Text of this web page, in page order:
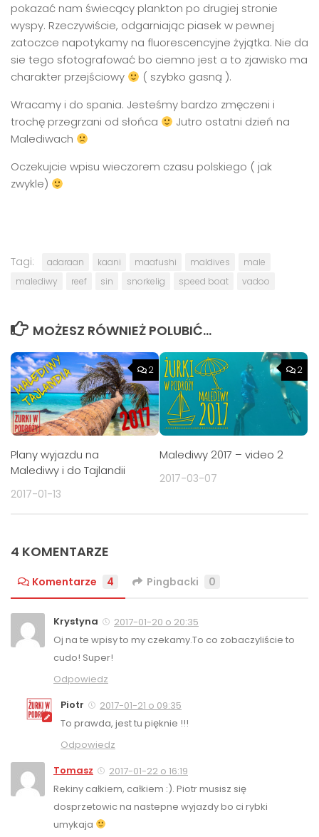
pokazać nam świecący plankton po drugiej stronie
wyspy. Rzeczywiście, odgarniając piasek w pewnej
zatoczce napotykamy na fluorescencyjne żyjątka. Nie da
sie tego sfotografować bo ciemno jest a to zjawisko ma
charakter przejściowy
( szybko gasną ).
Wracamy i do spania. Jesteśmy bardzo zmęczeni i
trochę przegrzani od słońca
Jutro ostatni dzień na
Malediwach
Oczekujcie wpisu wieczorem czasu polskiego ( jak
zwykle)
Tagi: adaraan kaani maafushi maldives
male
malediwy
reef sin snorkelig speed boat vadoo
MOŻESZ RÓWNIEŻ POLUBIĆ…
2
Plany wyjazdu na
Malediwy i do Tajlandii
2017-01-13
2
Malediwy 2017 – video 2
2017-03-07
4 KOMENTARZE
Komentarze 4 Pingbacki 0
Krystyna
2017-01-20 o 20:35
Oj na te wpisy to my czekamy.To co zobaczyliście to
cudo! Super!
Odpowiedz
Piotr
2017-01-21 o 09:35
To prawda, jest tu pięknie !!!
Odpowiedz
Tomasz
2017-01-22 o 16:19
Rekiny całkiem, całkiem :). Piotr musisz się
dosprzetowic na nastepne wyjazdy bo ci rybki
umykaja